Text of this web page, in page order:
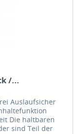
/...
Auslaufsicher
Die haltbaren
sind Teil der